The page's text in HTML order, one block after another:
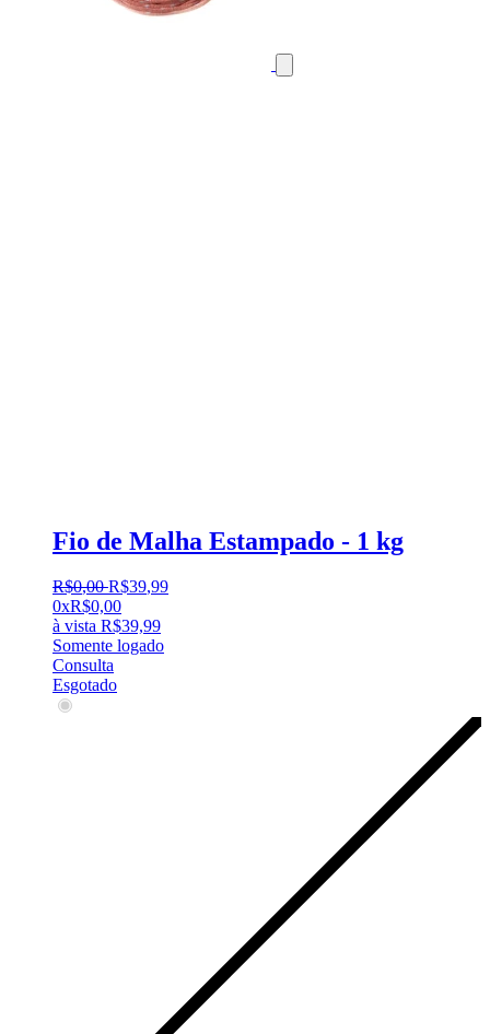
Fio de Malha Estampado - 1 kg
R$0,00 R$39,99
0xR$0,00
à vista R$39,99
Somente logado
Consulta
Esgotado